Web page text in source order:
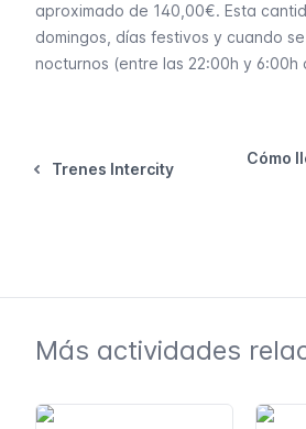
aproximado de 140,00€. Esta
domingos, días festivos y cuando
nocturnos (entre las 22:00h y 6:00h
Trenes Intercity
Cómo
Más actividades